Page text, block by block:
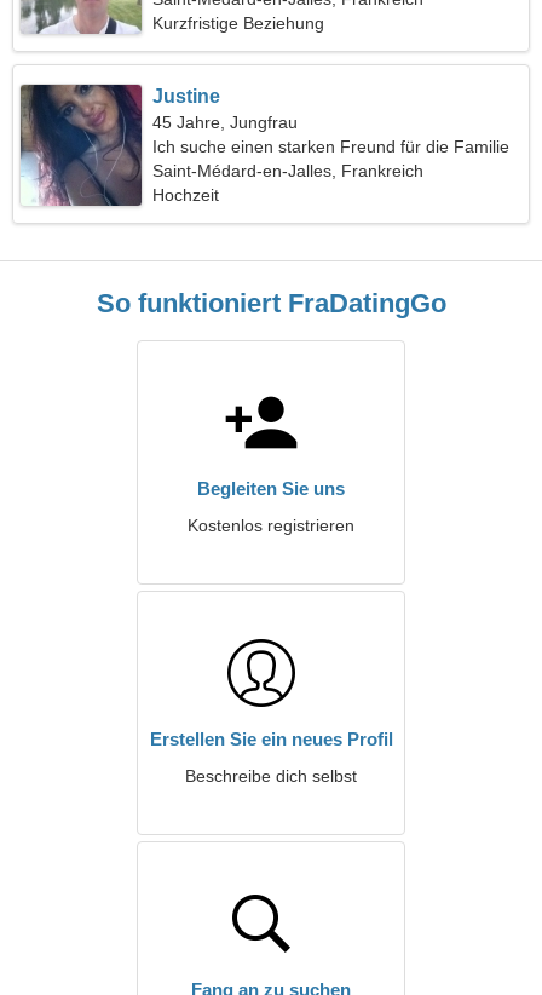
Kurzfristige Beziehung
Justine
45 Jahre, Jungfrau
Ich suche einen starken Freund für die Familie
Saint-Médard-en-Jalles, Frankreich
Hochzeit
So funktioniert FraDatingGo
Begleiten Sie uns
Kostenlos registrieren
Erstellen Sie ein neues Profil
Beschreibe dich selbst
Fang an zu suchen